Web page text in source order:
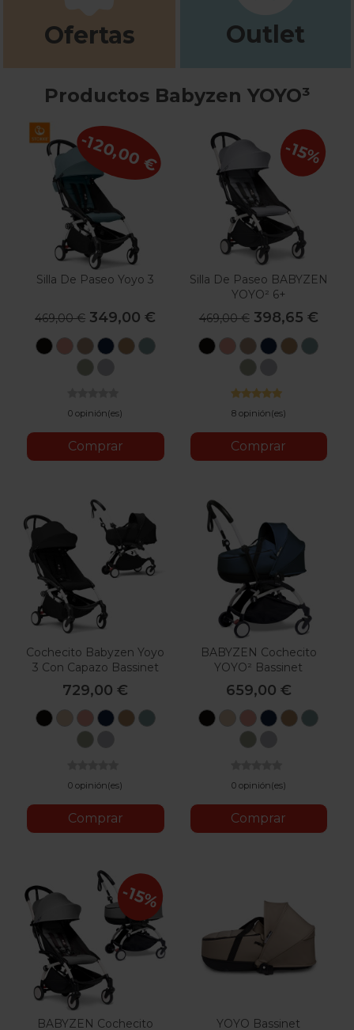
Ofertas Outlet
Productos Babyzen YOYO³
Silla De Paseo Yoyo 3
469,00 € 349,00 €
BlackGingerTaupe
Air
ToffeeAqua
Oliva
0 opinión(es)
Comprar
-120,00 €
Silla De Paseo BABYZEN
YOYO² 6+
469,00 € 398,65 €
BlackGingerTaupe
Air
Toffee
8 opinión(es)
Comprar
-15%
Cochecito Babyzen Yoyo
3 Con Capazo Bassinet
729,00 €
BlackTaupe
Ginger
Air
ToffeeAqua
Oliva
0 opinión(es)
Comprar
BABYZEN Cochecito
YOYO² Bassinet
659,00 €
BlackTaupeGinger
Air
Toffee
0 opinión(es)
Comprar
BABYZEN Cochecito
-15%
YOYO Bassinet